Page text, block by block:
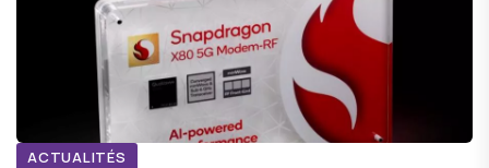
ACTUALITÉS